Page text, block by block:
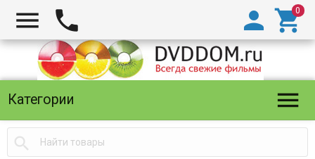
  

Категории 
